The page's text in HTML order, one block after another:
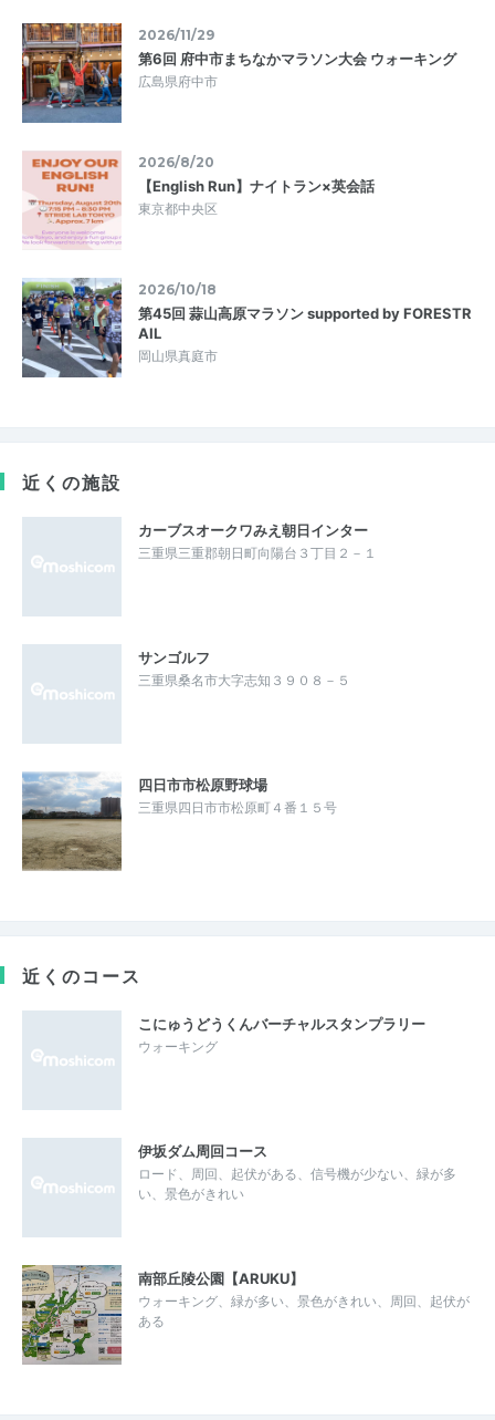
2026/11/29
第6回 府中市まちなかマラソン大会 ウォーキング
広島県府中市
2026/8/20
【English Run】ナイトラン×英会話
東京都中央区
2026/10/18
第45回 蒜山高原マラソン supported by FORESTR
AIL
岡山県真庭市
近くの施設
カーブスオークワみえ朝日インター
三重県三重郡朝日町向陽台３丁目２－１
サンゴルフ
三重県桑名市大字志知３９０８－５
四日市市松原野球場
三重県四日市市松原町４番１５号
近くのコース
こにゅうどうくんバーチャルスタンプラリー
ウォーキング
伊坂ダム周回コース
ロード、周回、起伏がある、信号機が少ない、緑が多
い、景色がきれい
南部丘陵公園【ARUKU】
ウォーキング、緑が多い、景色がきれい、周回、起伏が
ある